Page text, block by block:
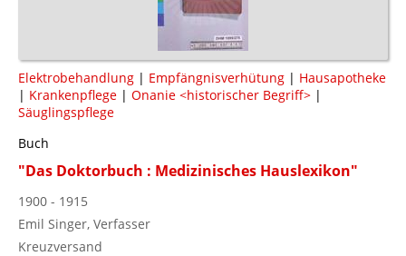
Elektrobehandlung | Empfängnisverhütung | Hausapotheke
| Krankenpflege | Onanie <historischer Begriff> |
Säuglingspflege
Buch
"Das Doktorbuch : Medizinisches Hauslexikon"
1900 - 1915
Emil Singer, Verfasser
Kreuzversand